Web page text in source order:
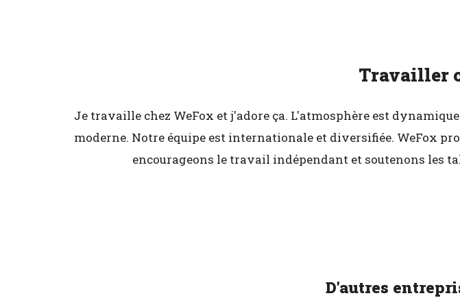
Travailler
Je travaille chez WeFox et j'adore ça. L'atmosphère est
moderne. Notre équipe est internationale et diversifiée. WeFox
encourageons le travail indépendant et soutenons les
D'autres